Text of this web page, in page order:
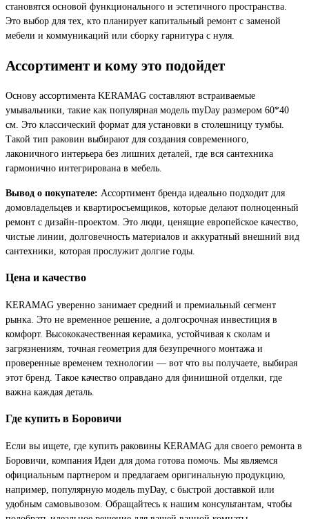
становятся основой функционального и эстетичного пространства.
Это выбор для тех, кто планирует капитальный ремонт с заменой
мебели и коммуникаций или сборку гарнитура с нуля.
Ассортимент и кому это подойдет
Основу ассортимента KERAMAG составляют встраиваемые
умывальники, такие как популярная модель myDay размером 60*40
см. Это классический формат для установки в столешницу тумбы.
Такой тип раковин выбирают для создания современного,
лаконичного интерьера без лишних деталей, где вся сантехника
гармонично интегрирована в мебель.
Вывод о покупателе: Ассортимент бренда идеально подходит для
домовладельцев и квартиросъемщиков, которые делают полноценный
ремонт с дизайн-проектом. Это люди, ценящие европейское качество,
чистые линии, долговечность материалов и аккуратный внешний вид
сантехники, которая прослужит долгие годы.
Цена и качество
KERAMAG уверенно занимает средний и премиальный сегмент
рынка. Это не временное решение, а долгосрочная инвестиция в
комфорт. Высококачественная керамика, устойчивая к сколам и
загрязнениям, точная геометрия для безупречного монтажа и
проверенные временем технологии — вот что вы получаете, выбирая
этот бренд. Такое качество оправдано для финишной отделки, где
важна каждая деталь.
Где купить в Боровичи
Если вы ищете, где купить раковины KERAMAG для своего ремонта в
Боровичи, компания Идеи для дома готова помочь. Мы являемся
официальным партнером и предлагаем оригинальную продукцию,
например, популярную модель myDay, с быстрой доставкой или
удобным самовывозом. Обращайтесь к нашим консультантам, чтобы